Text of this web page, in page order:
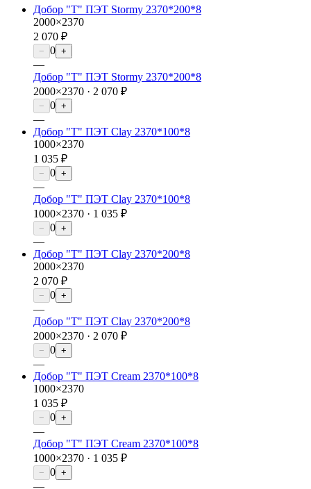
Добор "Т" ПЭТ Stormy 2370*200*8
2000×2370
2 070 ₽
− 0 +
—
Добор "Т" ПЭТ Stormy 2370*200*8
2000×2370 · 2 070 ₽
− 0 +
—
Добор "Т" ПЭТ Clay 2370*100*8
1000×2370
1 035 ₽
− 0 +
—
Добор "Т" ПЭТ Clay 2370*100*8
1000×2370 · 1 035 ₽
− 0 +
—
Добор "Т" ПЭТ Clay 2370*200*8
2000×2370
2 070 ₽
− 0 +
—
Добор "Т" ПЭТ Clay 2370*200*8
2000×2370 · 2 070 ₽
− 0 +
—
Добор "Т" ПЭТ Cream 2370*100*8
1000×2370
1 035 ₽
− 0 +
—
Добор "Т" ПЭТ Cream 2370*100*8
1000×2370 · 1 035 ₽
− 0 +
—